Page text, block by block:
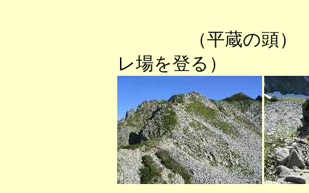
（平蔵
レ場を登る）